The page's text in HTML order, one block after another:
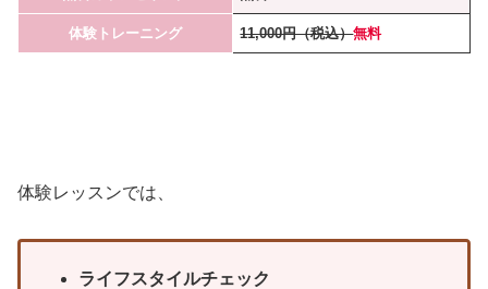
体験トレーニング 11,000円（税込）無料
体験レッスンでは、
ライフスタイルチェック